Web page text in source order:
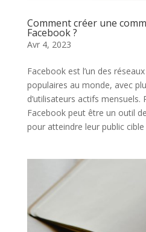
Comment créer une
Facebook ?
Avr 4, 2023
Facebook est l’un des
populaires au monde, avec
d’utilisateurs actifs mensuels.
Facebook peut être un outil
pour atteindre leur public